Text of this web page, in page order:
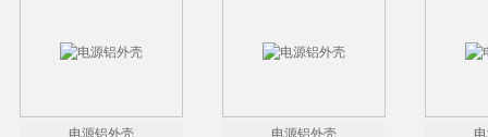
电源铝外壳 电源铝外壳